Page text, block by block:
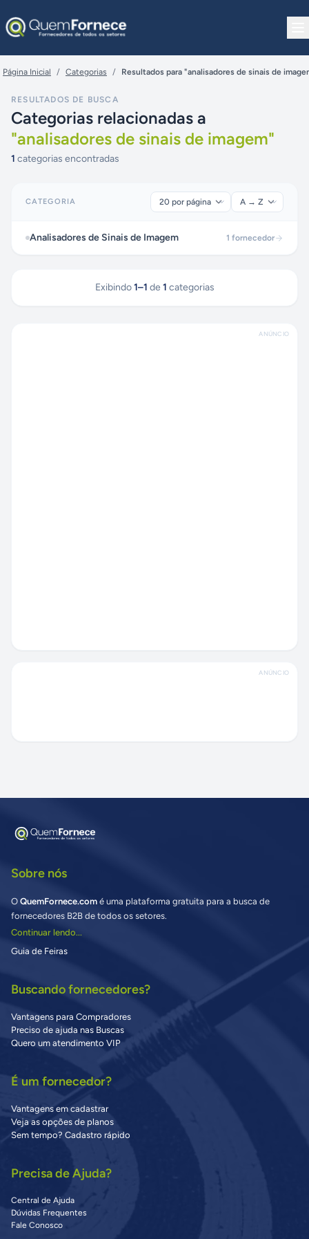
Página Inicial / Categorias / Resultados para "analisadores de sinais de
RESULTADOS DE BUSCA
Categorias relacionadas a
"analisadores de sinais de imagem"
1 categorias encontradas
CATEGORIA
Analisadores de Sinais de Imagem 1 fornecedor
Exibindo 1–1 de 1 categorias
ANÚNCIO
ANÚNCIO
Sobre nós
O QuemFornece.com é uma plataforma gratuita para a busca de
fornecedores B2B de todos os setores.
Continuar lendo...
Guia de Feiras
Buscando fornecedores?
Vantagens para Compradores
Preciso de ajuda nas Buscas
Quero um atendimento VIP
É um fornecedor?
Vantagens em cadastrar
Veja as opções de planos
Sem tempo? Cadastro rápido
Precisa de Ajuda?
Central de Ajuda
Dúvidas Frequentes
Fale Conosco